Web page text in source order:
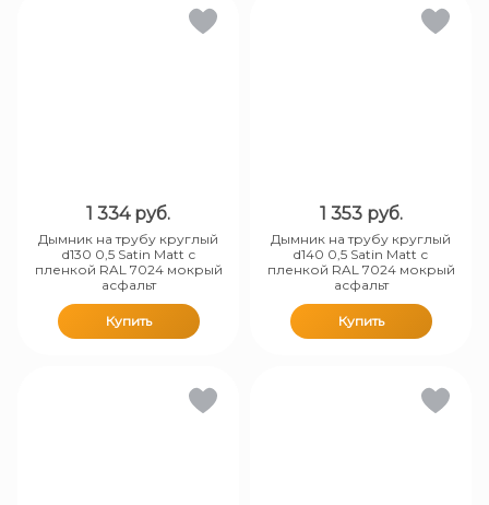
1 334 руб.
Дымник на трубу круглый
d130 0,5 Satin Matt с
пленкой RAL 7024 мокрый
асфальт
Купить
1 353 руб.
Дымник на трубу круглый
d140 0,5 Satin Matt с
пленкой RAL 7024 мокрый
асфальт
Купить